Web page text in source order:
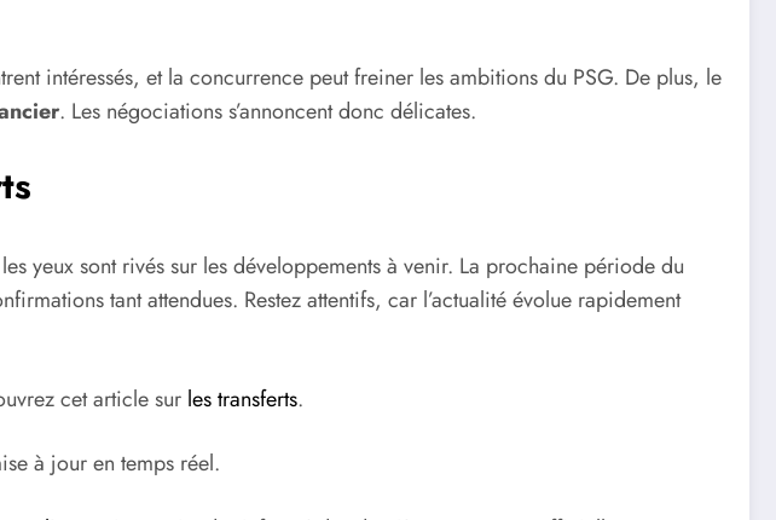
intéressés, et la concurrence peut freiner les ambitions du PSG. De plus, le
. Les négociations s’annoncent donc délicates.
yeux sont rivés sur les développements à venir. La prochaine période du
tant attendues. Restez attentifs, car l’actualité évolue rapidement
cet article sur les transferts.
à jour en temps réel.